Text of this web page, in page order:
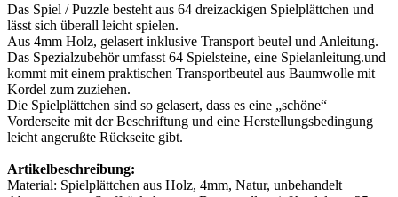
Das Spiel / Puzzle besteht aus 64 dreizackigen Spielplättchen und
lässt sich überall leicht spielen.
Aus 4mm Holz, gelasert inklusive Transport beutel und Anleitung.
Das Spezialzubehör umfasst 64 Spielsteine, eine Spielanleitung.und
kommt mit einem praktischen Transportbeutel aus Baumwolle mit
Kordel zum zuziehen.
Die Spielplättchen sind so gelasert, dass es eine „schöne“
Vorderseite mit der Beschriftung und eine Herstellungsbedingung
leicht angerußte Rückseite gibt.
Artikelbeschreibung:
Material: Spielplättchen aus Holz, 4mm, Natur, unbehandelt